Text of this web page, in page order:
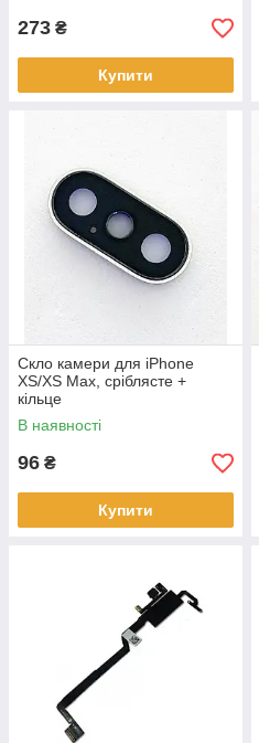
273 ₴
Купити
Скло камери для iPhone
XS/XS Max, сріблясте +
кільце
В наявності
96 ₴
Купити